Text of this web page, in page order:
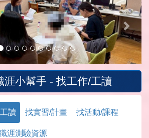
涯小幫手 - 找工作/工讀
讀 找實習/計畫 找活動/課程
涯測驗資源